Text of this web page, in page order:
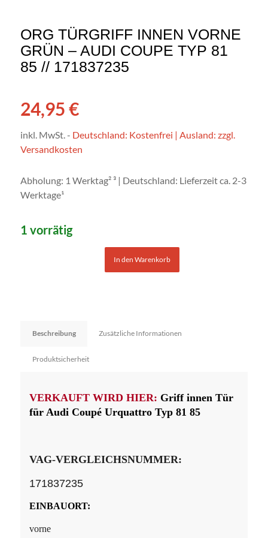
ORG TÜRGRIFF INNEN VORNE
GRÜN – AUDI COUPE TYP 81
85 // 171837235
24,95€
inkl. MwSt. - Deutschland: Kostenfrei | Ausland: zzgl.
Versandkosten
Abholung: 1 Werktag² ³ | Deutschland: Lieferzeit ca. 2-3
Werktage¹
1 vorrätig
In den Warenkorb
Beschreibung Zusätzliche Informationen
Produktsicherheit
VERKAUFT WIRD HIER: Griff innen Tür
für Audi Coupé Urquattro Typ 81 85
VAG-VERGLEICHSNUMMER:
171837235
EINBAUORT:
vorne